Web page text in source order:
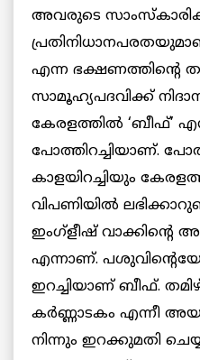
അവരുടെ
എന്ന ഭക്ഷണത്തിന്റെ
സാമൂഹ്യപദവിക്ക്
കേരളത്തില്‍ ‘ബീഫ്’
പോത്തിറച്ചിയാണ്.
കാളയിറച്ചിയും
വിപണിയില്‍
ഇംഗ്ളീഷ് വാക്കിന്റെ
എന്നാണ്.
ഇറച്ചിയാണ് ബീഫ്.
കര്‍ണ്ണാടകം എന്നീ
നിന്നും ഇറക്കുമതി